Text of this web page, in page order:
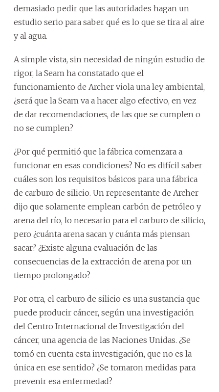
demasiado pedir que las autoridades hagan un
estudio serio para saber qué es lo que se tira al aire
y al agua.
A simple vista, sin necesidad de ningún estudio de
rigor, la Seam ha constatado que el
funcionamiento de Archer viola una ley ambiental,
¿será que la Seam va a hacer algo efectivo, en vez
de dar recomendaciones, de las que se cumplen o
no se cumplen?
¿Por qué permitió que la fábrica comenzara a
funcionar en esas condiciones? No es difícil saber
cuáles son los requisitos básicos para una fábrica
de carburo de silicio. Un representante de Archer
dijo que solamente emplean carbón de petróleo y
arena del río, lo necesario para el carburo de silicio,
pero ¿cuánta arena sacan y cuánta más piensan
sacar? ¿Existe alguna evaluación de las
consecuencias de la extracción de arena por un
tiempo prolongado?
Por otra, el carburo de silicio es una sustancia que
puede producir cáncer, según una investigación
del Centro Internacional de Investigación del
cáncer, una agencia de las Naciones Unidas. ¿Se
tomó en cuenta esta investigación, que no es la
única en ese sentido? ¿Se tomaron medidas para
prevenir esa enfermedad?